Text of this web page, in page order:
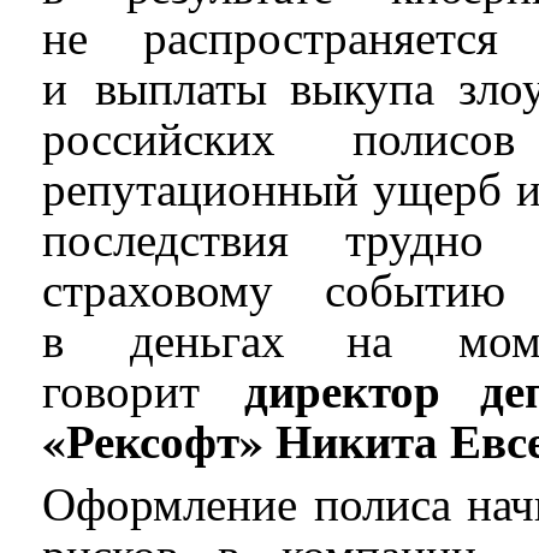
не
и выплаты выкупа
российских
репутационный ущерб
последствия
страховому
в деньгах на
говорит директор
«Рексофт» Никита
Оформление полиса